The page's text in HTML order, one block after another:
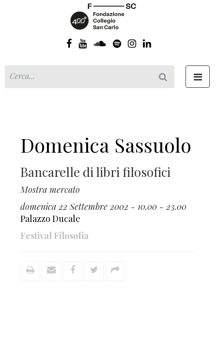
Domenica Sassuolo
Bancarelle di libri filosofici
Mostra mercato
domenica 22 Settembre 2002 - 10.00 - 23.00
Palazzo Ducale
Festival Filosofia